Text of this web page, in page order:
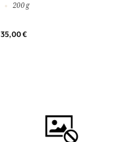
200 g
35,00 €